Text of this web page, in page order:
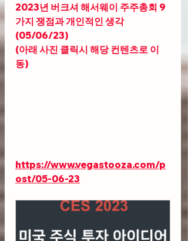
2023년 버크셔 해서웨이 주주총회 9
가지 쟁점과 개인적인 생각
(05/06/23)
(아래 사진 클릭시 해당 컨텐츠로 이
동)
https://www.vegastooza.com/p
ost/05-06-23